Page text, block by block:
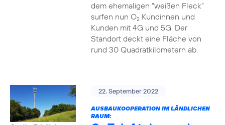
dem ehemaligen “weißen Fleck”
surfen nun O2Kundinnen und
Kunden mit 4G und 5G. Der
Standort deckt eine Fläche von
rund 30 Quadratkilometern ab.
22. September 2022
AUSBAUKOOPERATION IM LÄNDLICHEN
RAUM: